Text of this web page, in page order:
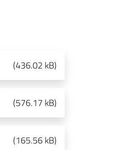
(436.02 kB)
(576.17 kB)
(165.56 kB)